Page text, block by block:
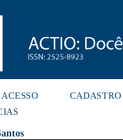
ACESSO
CADASTRO